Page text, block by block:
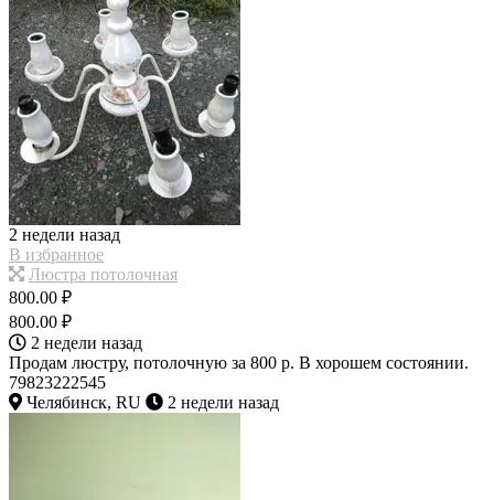
2 недели назад
В избранное
Люстра потолочная
800.00 ₽
800.00 ₽
2 недели назад
Продам люстру, потолочную за 800 р. В хорошем состоянии.
79823222545
Челябинск, RU
2 недели назад